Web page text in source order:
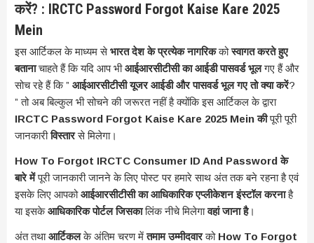
करें? : IRCTC Password Forgot Kaise Kare 2025
Mein
इस आर्टिकल के माध्यम सेभारत देश के प्रत्येक नागरिककोस्वागत करते हुए
बतानाचाहते हैं कि यदि आप भीआईआरसीटीसी का आईडी पासवर्ड भूलगए हैं और
सोच रहे हैं कि ” आईआरसीटीसी यूजर आईडी और पासवर्ड भूल गए तो क्या करें?
” तो अब बिल्कुल भी सोचने की जरूरत नहीं है क्योंकि इस आर्टिकल के द्वारा
IRCTC Password Forgot Kaise Kare 2025 Mein कीपूरी पूरी
जानकारीविस्तारसे मिलेगा।
How To Forgot IRCTC Consumer ID And Password के
बारे मेंपूरी जानकारी जानने के लिए पोस्ट पर हमारे साथ अंत तक बने रहना है एवं
इसके लिए आपकोआईआरसीटीसी का आधिकारिक एप्लीकेशन इंस्टॉल करनाहै
या इसकेआधिकारिक पोर्टल जिसकालिंक नीचे मिलेगावहां जाना है।
अंत तथाआर्टिकलके अंतिम चरण मेंतमाम उम्मीदवारको How To Forgot